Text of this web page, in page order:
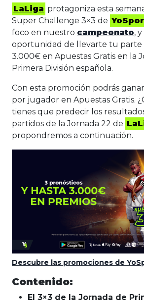
LaLiga protagoniza esta
Super Challenge 3×3 de
foco en nuestro campeonato,
oportunidad de llevarte tu parte
3.000€ en Apuestas Gratis en la
Primera División española.
Con esta promoción podrás
por jugador en Apuestas Gratis.
tienes que predecir los
partidos de la Jornada 22 de
propondremos a continuación.
Descubre las promociones de
Contenido:
El 3×3 de la Jornada de